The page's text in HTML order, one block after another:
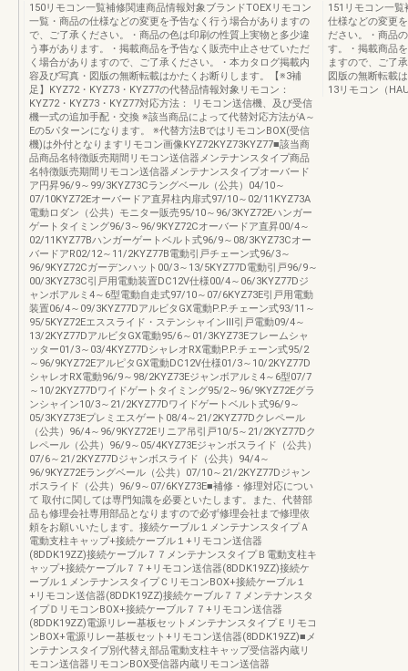
150リモコン一覧補修関連商品情報対象ブランドTOEXリモコン
一覧・商品の仕様などの変更を予告なく行う場合がありますの
で、ご了承ください。・商品の色は印刷の性質上実物と多少違
う事があります。・掲載商品を予告なく販売中止させていただ
く場合がありますので、ご了承ください。・本カタログ掲載内
容及び写真・図版の無断転載はかたくお断りします。【※3補
足】KYZ72・KYZ73・KYZ77の代替品情報対象リモコン：
KYZ72・KYZ73・KYZ77対応方法： リモコン送信機、及び受信
機一式の追加手配・交換 ※該当商品によって代替対応方法がA～
Eの5パターンになります。 ※代替方法BではリモコンBOX(受信
機)は外付となりますリモコン画像KYZ72KYZ73KYZ77■該当商
品商品名特徴販売期間リモコン送信器メンテナンスタイプ商品
名特徴販売期間リモコン送信器メンテナンスタイプオーバード
ア円昇96/9～99/3KYZ73Cラングベール（公共）04/10～
07/10KYZ72Eオーバードア直昇柱内扉式97/10～02/11KYZ73A
電動ロダン（公共）モニター販売95/10～96/3KYZ72Eハンガー
ゲートタイミング96/3～96/9KYZ72Cオーバードア直昇00/4～
02/11KYZ77Bハンガーゲートベルト式96/9～08/3KYZ73Cオー
バードアR02/12～11/2KYZ77B電動引戸チェーン式96/3～
96/9KYZ72Cガーデンハット00/3～13/5KYZ77D電動引戸96/9～
00/3KYZ73C引戸用電動装置DC12V仕様00/4～06/3KYZ77Dジ
ャンボアルミ4～6型電動自走式97/10～07/6KYZ73E引戸用電動
装置06/4～09/3KYZ77DアルビタGX電動P.P.チェーン式93/11～
95/5KYZ72Eエススライド・ステンシャインⅢ引戸電動09/4～
13/2KYZ77DアルビタGX電動95/6～01/3KYZ73Eフレームシャ
ッター01/3～03/4KYZ77DシャレオRX電動P.P.チェーン式95/2
～96/9KYZ72EアルピタGX電動DC12V仕様01/3～10/2KYZ77D
シャレオRX電動96/9～98/2KYZ73Eジャンボアルミ4～6型07/7
～10/2KYZ77Dワイドゲートタイミング95/2～96/9KYZ72Eグラ
ンシャイン10/3～21/2KYZ77Dワイドゲートベルト式96/9～
05/3KYZ73Eプレミエスゲート08/4～21/2KYZ77Dクレペール
（公共）96/4～96/9KYZ72Eリニア吊引戸10/5～21/2KYZ77Dク
レペール（公共）96/9～05/4KYZ73Eジャンボスライド（公共）
07/6～21/2KYZ77Dジャンボスライド（公共）94/4～
96/9KYZ72Eラングベール（公共）07/10～21/2KYZ77Dジャン
ボスライド（公共）96/9～07/6KYZ73E■補修・修理対応につい
て 取付に関しては専門知識を必要といたします。また、代替部
品も修理会社専用部品となりますので必ず修理会社まで修理依
頼をお願いいたします。接続ケーブル１メンテナンスタイプＡ
電動支柱キャップ+接続ケーブル１+リモコン送信器
(8DDK19ZZ)接続ケーブル７７メンテナンスタイプＢ電動支柱キ
ャップ+接続ケーブル７７+リモコン送信器(8DDK19ZZ)接続ケ
ーブル１メンテナンスタイプＣリモコンBOX+接続ケーブル１
+リモコン送信器(8DDK19ZZ)接続ケーブル７７メンテナンスタ
イプＤリモコンBOX+接続ケーブル７７+リモコン送信器
(8DDK19ZZ)電源リレー基板セットメンテナンスタイプＥリモコ
ンBOX+電源リレー基板セット+リモコン送信器(8DDK19ZZ)■メ
ンテナンスタイプ別代替え部品電動支柱キャップ受信器内蔵リ
モコン送信器リモコンBOX受信器内蔵リモコン送信器
151リモコン一
仕様などの変更
ださい。・商品
す。・掲載商品
ますので、ご了
図版の無断転載
13リモコン（